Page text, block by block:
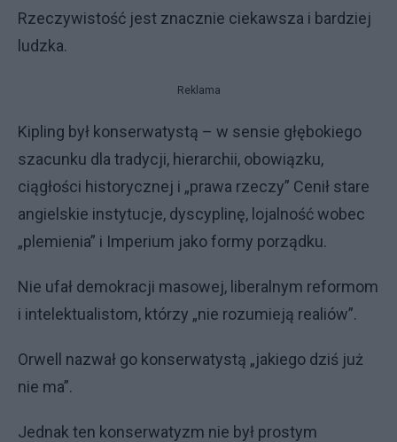
Rzeczywistość jest znacznie ciekawsza i bardziej
ludzka.
Reklama
Kipling był konserwatystą – w sensie głębokiego
szacunku dla tradycji, hierarchii, obowiązku,
ciągłości historycznej i „prawa rzeczy” Cenił stare
angielskie instytucje, dyscyplinę, lojalność wobec
„plemienia” i Imperium jako formy porządku.
Nie ufał demokracji masowej, liberalnym reformom
i intelektualistom, którzy „nie rozumieją realiów”.
Orwell nazwał go konserwatystą „jakiego dziś już
nie ma”.
Jednak ten konserwatyzm nie był prostym